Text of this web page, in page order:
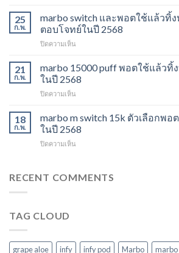
แล้ว
ทิ้ง
เลือก
นิยม
สำหรับ
2568
13k
grape
aloe
รสชาติ
ที่
ไม่
พลาด
2568
25
ก.พ.
marbo switch และพอตใช้แล้วทิ้
ตอบโจทย์ในปี 2568
ปิดความเห็น
switch
และ
พอต
ใช้
ทิ้ง
หลาก
ตัว
ตอบ
21
ก.พ.
marbo 15000 puff พอตใช้แล้ว
ในปี 2568
ปิดความเห็น
15000
puff
พอต
ใช้
บุหรี่
18
ก.พ.
marbo m switch 15k ตัวเลือกพ
ในปี 2568
ปิดความเห็น
switch
นิยม
RECENT COMMENTS
TAG CLOUD
grape aloe infy infy pod Marbo marbo